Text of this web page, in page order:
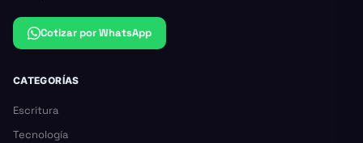
Cotizar por WhatsApp
CATEGORÍAS
Escritura
Tecnología